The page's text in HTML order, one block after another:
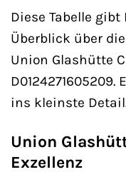
Diese Tabelle
Überblick über
Union Glashütte
ins kleinste
Union
Exzellenz